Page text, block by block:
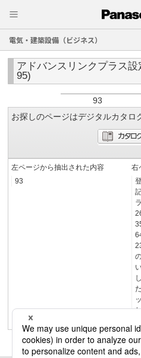
電気・建築設備（ビジネス）
アドバンスリンクプラス
95)
93
お探しのページはデジタルカタロ
左ページから抽出された内容
93
右